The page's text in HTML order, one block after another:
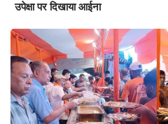
उपेक्षा पर दिखाया आईना